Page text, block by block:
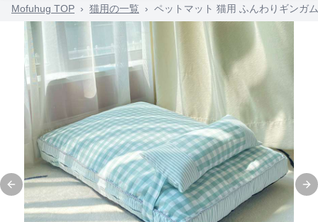
Mofuhug TOP › 猫用の一覧 › ペットマット 猫用 ふんわりギンガ
Previous slide